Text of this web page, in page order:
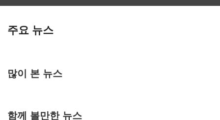
주요 뉴스
많이 본 뉴스
함께 볼만한 뉴스